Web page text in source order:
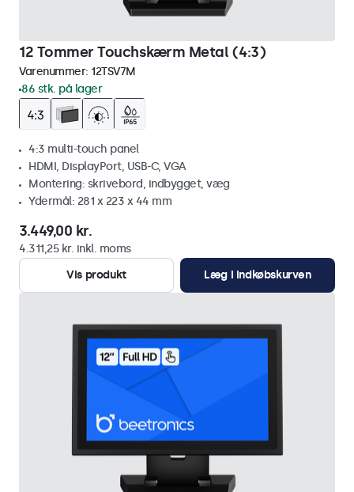
12 Tommer Touchskærm Metal (4:3)
Varenummer: 12TSV7M
86 stk. på lager
4:3 multi-touch panel
HDMI, DisplayPort, USB-C, VGA
Montering: skrivebord, indbygget, væg
Ydermål: 281 x 223 x 44 mm
3.449,00 kr.
4.311,25 kr. inkl. moms
Vis produkt
Læg i indkøbskurven